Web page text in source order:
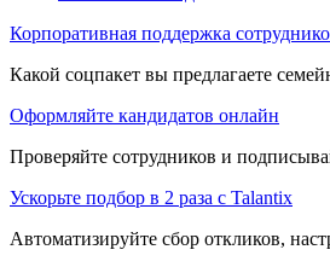
Корпоративная поддержка
Какой соцпакет вы предлагаете
Оформляйте кандидатов онлайн
Проверяйте сотрудников и
Ускорьте подбор в 2 раза с Talantix
Автоматизируйте сбор откликов,